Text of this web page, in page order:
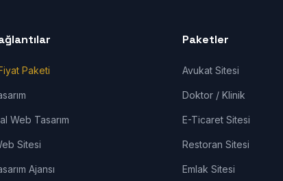
Paketi
Web Tasarım
Sitesi
Ajansı
Paketler
Avukat Sitesi
Doktor / Klinik
E-Ticaret Sitesi
Restoran Sitesi
Emlak Sitesi